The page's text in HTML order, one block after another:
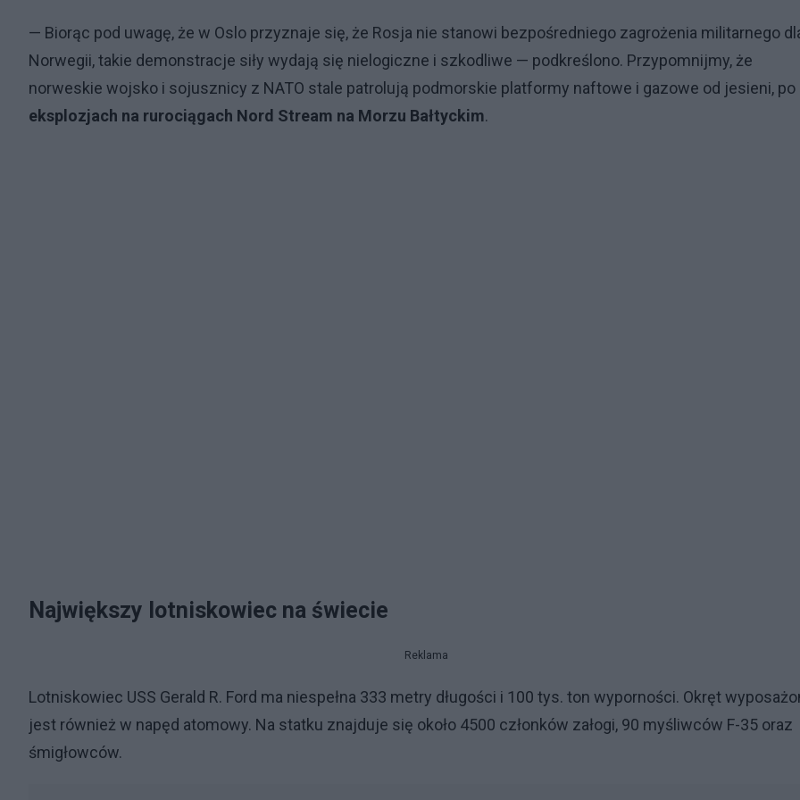
— Biorąc pod uwagę, że w Oslo przyznaje się, że Rosja nie stanowi bezpośredniego zagrożenia militarnego
Norwegii, takie demonstracje siły wydają się nielogiczne i szkodliwe — podkreślono. Przypomnijmy, że
norweskie wojsko i sojusznicy z NATO stale patrolują podmorskie platformy naftowe i gazowe od jesieni, po
eksplozjach na rurociągach Nord Stream na Morzu Bałtyckim.
Największy lotniskowiec na świecie
Reklama
Lotniskowiec USS Gerald R. Ford ma niespełna 333 metry długości i 100 tys. ton wyporności. Okręt
jest również w napęd atomowy. Na statku znajduje się około 4500 członków załogi, 90 myśliwców F-35 oraz
śmigłowców.